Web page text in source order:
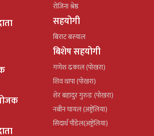
रोजिना श्रेष्ठ
सहयोगी
बिराट बस्याल
बिशेष सहयोगी
गणेश ढकाल (पोखरा)
शिव थापा (पोखरा)
शेर बहादुर गुरुङ (पोखरा)
नबीन घायल (अष्ट्रेलिया)
सिदार्थ पौडेल(अष्ट्रेलिया)